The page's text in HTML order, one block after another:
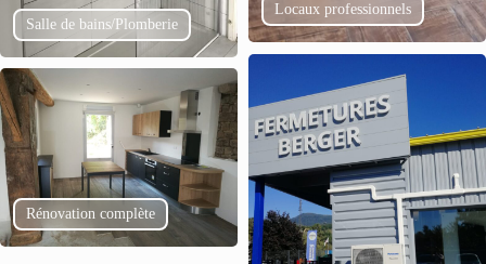
Locaux professionnels
Salle de bains/Plomberie
Rénovation complète